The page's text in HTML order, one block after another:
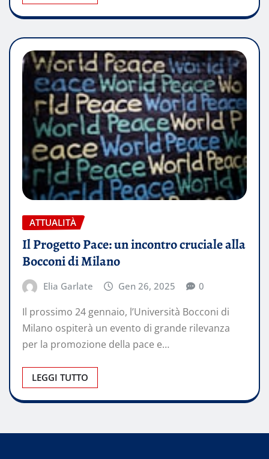
ATTUALITÀ
Il Progetto Pace: un incontro cruciale alla
Bocconi di Milano
Elia Garlate Gen 26, 2025 0
Il prossimo 24 gennaio, l’Università Bocconi di
Milano ospiterà un evento di grande rilevanza
per la promozione della pace e…
LEGGI TUTTO